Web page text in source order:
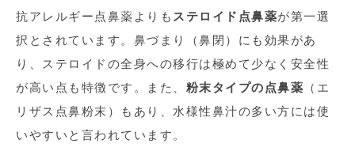
抗アレルギー点鼻薬よりも ステロイド点鼻薬が第一選
択とされています。鼻づまり（鼻閉）にも効果があ
り、ステロイドの全身への移行は極めて少なく安全性
が高い点も特徴です。また、 粉末タイプの点鼻薬 （エ
リザス点鼻粉末）もあり、水様性鼻汁の多い方には使
いやすいと言われています。